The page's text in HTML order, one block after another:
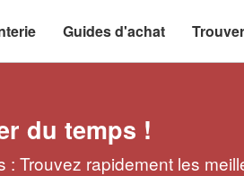
Guides d'achat
du temps !
: Trouvez rapidement les